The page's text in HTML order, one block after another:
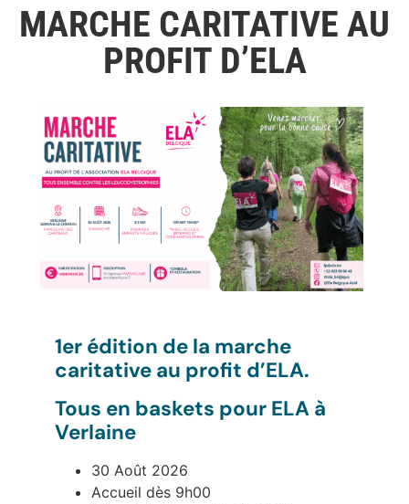
MARCHE CARITATIVE AU
PROFIT D’ELA
1er édition de la marche
caritative au profit d’ELA.
Tous en baskets pour ELA à
Verlaine
30 Août 2026
Accueil dès 9h00